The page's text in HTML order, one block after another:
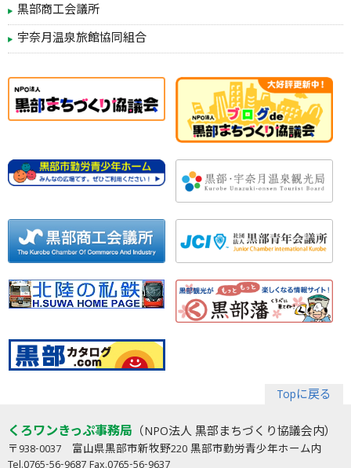
黒部商工会議所
宇奈月温泉旅館協同組合
Topに戻る
くろワンきっぷ事務局 （NPO法人 黒部まちづくり協議会内）
〒938-0037 富山県黒部市新牧野220 黒部市勤労青少年ホーム内